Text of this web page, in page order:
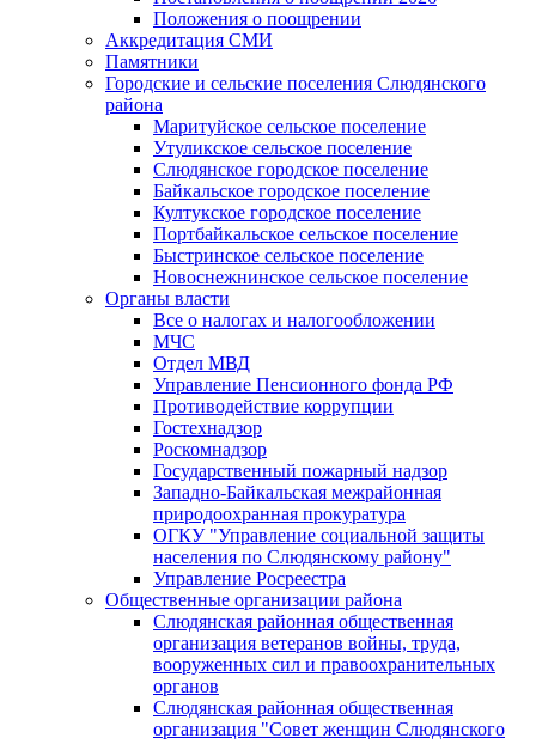
Положения о поощрении
Аккредитация СМИ
Памятники
Городские и сельские поселения Слюдянского
района
Маритуйское сельское поселение
Утуликское сельское поселение
Слюдянское городское поселение
Байкальское городское поселение
Култукское городское поселение
Портбайкальское сельское поселение
Быстринское сельское поселение
Новоснежнинское сельское поселение
Органы власти
Все о налогах и налогообложении
МЧС
Отдел МВД
Управление Пенсионного фонда РФ
Противодействие коррупции
Гостехнадзор
Роскомнадзор
Государственный пожарный надзор
Западно-Байкальская межрайонная
природоохранная прокуратура
ОГКУ "Управление социальной защиты
населения по Слюдянскому району"
Управление Росреестра
Общественные организации района
Слюдянская районная общественная
организация ветеранов войны, труда,
вооруженных сил и правоохранительных
органов
Слюдянская районная общественная
организация "Совет женщин Слюдянского